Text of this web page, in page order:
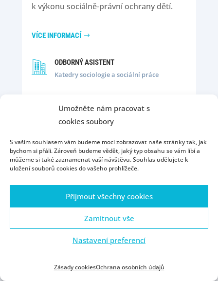
Umožněte nám pracovat s
cookies soubory
S vaším souhlasem vám budeme moci zobrazovat naše stránky tak, jak
bychom si přáli. Zároveň budeme vědět, jaký typ obsahu se vám líbí a
můžeme si také zaznamenat vaší návštěvu. Souhlas udělujete k
uložení souborů cookies do vašeho prohlížeče.
Přijmout všechny cookies
Zamítnout vše
Nastavení preferencí
Zásady cookiesOchrana osobních údajů
k výkonu sociálně-právní ochrany dětí.
VÍCE INFORMACÍ
ODBORNÝ ASISTENT
Katedry sociologie a sociální práce
rezack@ff.zcu.cz
Po předchozí domluvě e-mailem
SP 509